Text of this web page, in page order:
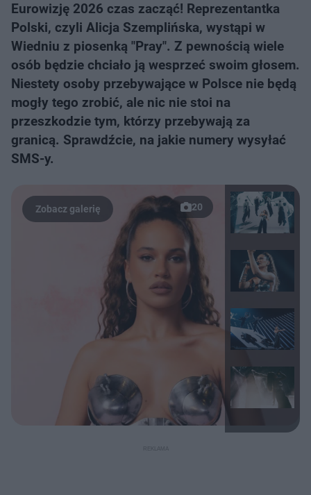
Eurowizję 2026 czas zacząć! Reprezentantka
Polski, czyli Alicja Szemplińska, wystąpi w
Wiedniu z piosenką "Pray". Z pewnością wiele
osób będzie chciało ją wesprzeć swoim głosem.
Niestety osoby przebywające w Polsce nie będą
mogły tego zrobić, ale nic nie stoi na
przeszkodzie tym, którzy przebywają za
granicą. Sprawdźcie, na jakie numery wysyłać
SMS-y.
20